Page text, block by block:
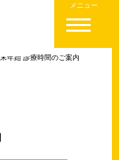
メニュー
年始 診療時間のご案内